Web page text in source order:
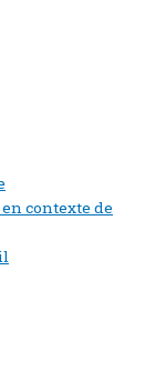
contexte de